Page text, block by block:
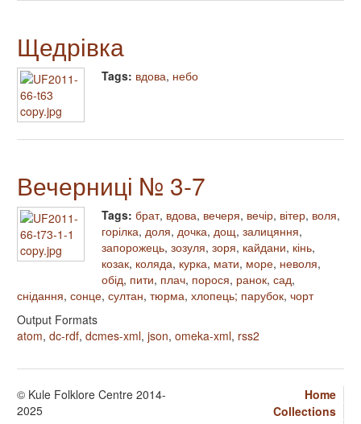
Щедрівка
Tags: вдова, небо
Вечерниці № 3-7
Tags: брат, вдова, вечеря, вечір, вітер, воля,
горілка, доля, дочка, дощ, залицяння,
запорожець, зозуля, зоря, кайдани, кінь,
козак, коляда, курка, мати, море, неволя,
обід, пити, плач, порося, ранок, сад,
снідання, сонце, султан, тюрма, хлопець; парубок, чорт
Output Formats
atom, dc-rdf, dcmes-xml, json, omeka-xml, rss2
Home
Collections
© Kule Folklore Centre 2014-
2025